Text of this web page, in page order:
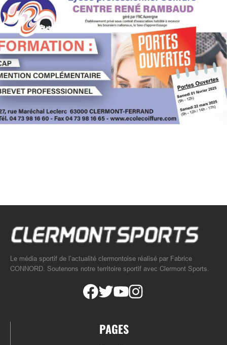
Le média sportif de l’actualité clermontoise réalisé par Fabrice
CONNORD. Soutenons notre territoire sportif avec Clermont Sports.
PAGES